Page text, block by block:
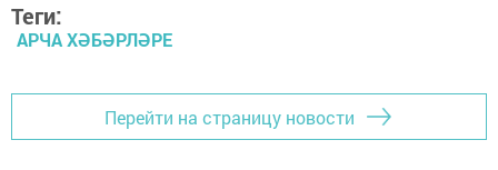
Теги:
АРЧА ХӘБӘРЛӘРЕ
Перейти на страницу новости